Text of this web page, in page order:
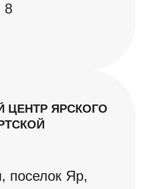
8
ЯРСКОГО
поселок Яр,